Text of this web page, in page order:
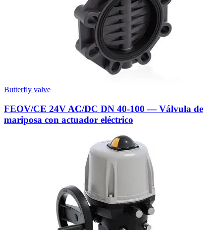
Butterfly valve
FEOV/CE 24V AC/DC DN 40-100 — Válvula de
mariposa con actuador eléctrico